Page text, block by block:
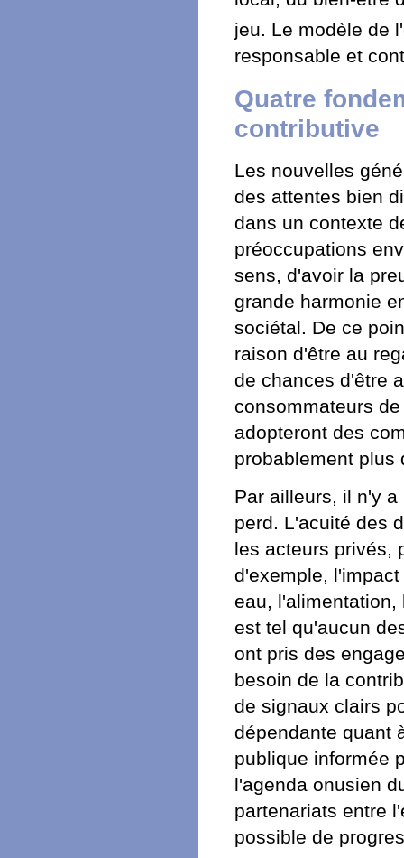
jeu. Le modèle de
responsable et
Quatre
contributive
Les nouvelles
des attentes bien
dans un contexte
préoccupations
sens, d'avoir la
grande harmonie
sociétal. De ce
raison d'être au
de chances d'être
consommateurs
adopteront des
probablement plus
Par ailleurs, il n'y
perd. L'acuité des
les acteurs privés,
d'exemple,
eau,
est tel qu'aucun
ont pris des
besoin de la
de signaux clairs
dépendante quant
publique informée
l'agenda onusien
partenariats entre
possible de